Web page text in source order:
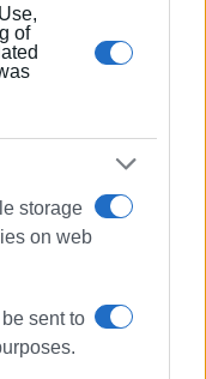
of
storage
on web
sent to
να είναι πολύ
κυρίως, να είναι